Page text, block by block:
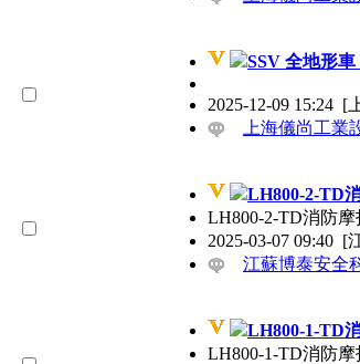
SSV 全地形車
2025-12-09 15:24 [
上海儀尚工業
LH800-2-TD
LH800-2-TD消防摩
2025-03-07 09:40 [
江蘇博泰安全
LH800-1-TD
LH800-1-TD消防摩